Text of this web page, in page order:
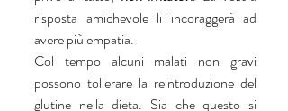
risposta amichevole li incoraggerà ad
avere più empatia.
Col tempo alcuni malati non gravi
possono tollerare la reintroduzione del
glutine nella dieta. Sia che questo si